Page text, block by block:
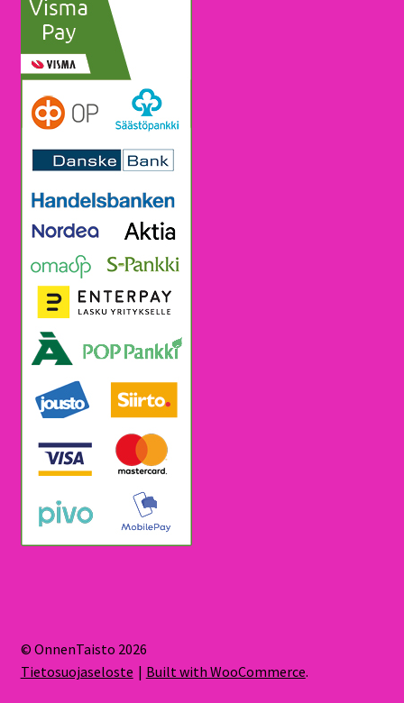
© OnnenTaisto 2026
Tietosuojaseloste
Built with WooCommerce.